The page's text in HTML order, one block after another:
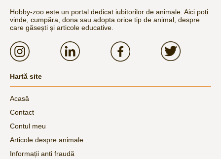
Hobby-zoo este un portal dedicat iubitorilor de animale. Aici poți
vinde, cumpăra, dona sau adopta orice tip de animal, despre
care găsești și articole educative.
Hartă site
Acasă
Contact
Contul meu
Articole despre animale
Informații anti fraudă